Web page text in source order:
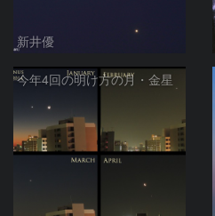
新井優
今年4回の明け方の月・金星